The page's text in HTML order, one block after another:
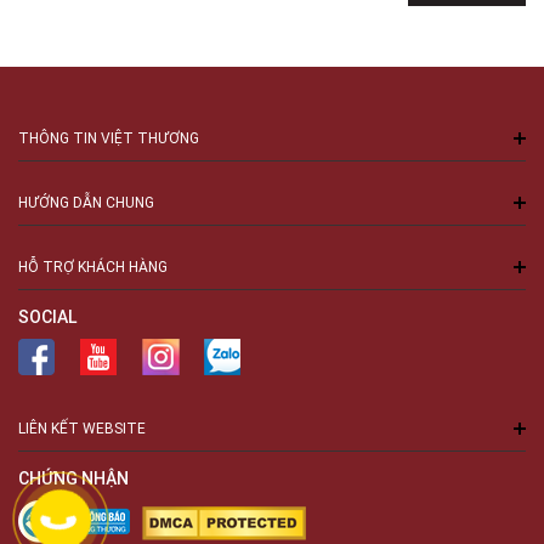
THÔNG TIN VIỆT THƯƠNG
HƯỚNG DẪN CHUNG
HỖ TRỢ KHÁCH HÀNG
SOCIAL
LIÊN KẾT WEBSITE
CHỨNG NHẬN